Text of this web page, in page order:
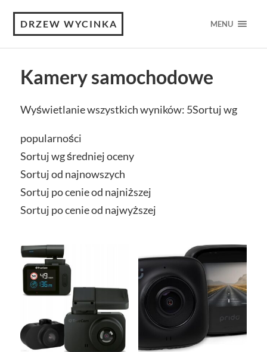
DRZEW WYCINKA MENU
Kamery samochodowe
Wyświetlanie wszystkich wyników: 5Sortuj wg
popularności
Sortuj wg średniej oceny
Sortuj od najnowszych
Sortuj po cenie od najniższej
Sortuj po cenie od najwyższej